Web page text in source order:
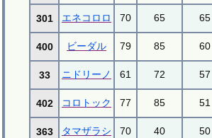
301 エネコロロ 70 65 65
400 ビーダル 79 85 60
33 ニドリーノ 61 72 57
402 コロトック 77 85 51
363 タマザラシ 70 40 50